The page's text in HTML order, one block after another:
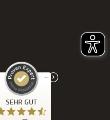
SEHR GUT
und Erfahrungen zu
Academy of Sports